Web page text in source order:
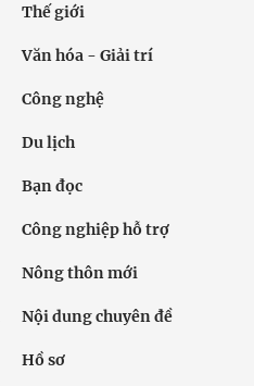
Thế giới
Văn hóa - Giải trí
Công nghệ
Du lịch
Bạn đọc
Công nghiệp hỗ trợ
Nông thôn mới
Nội dung chuyên đề
Hồ sơ